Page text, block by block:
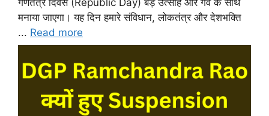
मनाया जाएगा। यह दिन हमारे संविधान, लोकतंत्र और देशभक्ति
... Read more